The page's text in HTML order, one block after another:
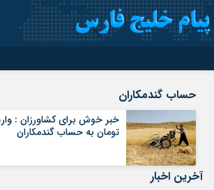
سروش
ایتا
آپارات
اپلیکیشن رمز عبور
حساب گندمکاران
تومان به حساب گندمکاران
آخرین اخبار